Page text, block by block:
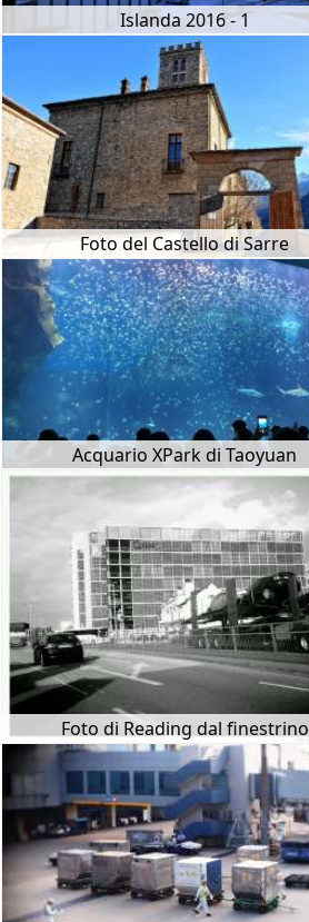
Islanda 2016 - 1
Foto del Castello di Sarre
Acquario XPark di Taoyuan
Foto di Reading dal finestrino